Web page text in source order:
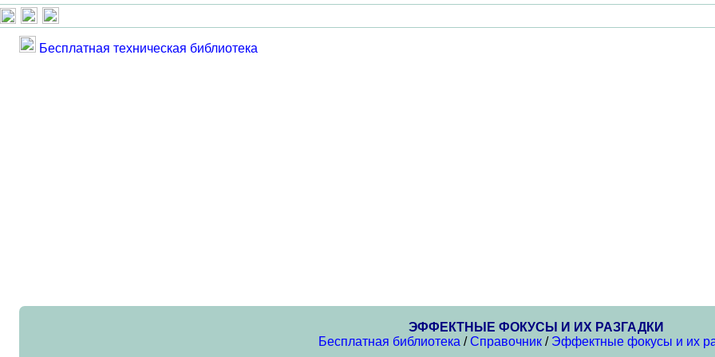
Бесплатная техническая библиотека
ЭФФЕКТНЫЕ ФОКУСЫ И ИХ РАЗГАДКИ
Бесплатная библиотека /Справочник/ Эффектные фокусы и их